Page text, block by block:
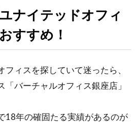
ナイテッドオフィ
すすめ！
ィスを探していて迷ったら、
バーチャルオフィス銀座店」
18年の確固たる実績があるのが